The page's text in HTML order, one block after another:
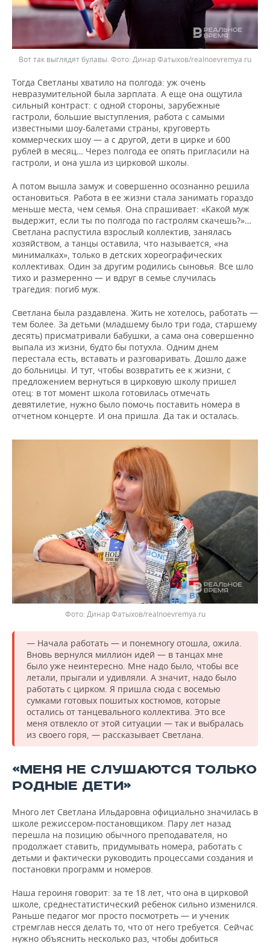
Вот так выглядят булавы. Фото: Динар Фатыхов/realnoevremya.ru
Тогда Светланы хватило на полгода: уж очень
невразумительной была зарплата. А еще она ощутила
сильный контраст: с одной стороны, зарубежные
гастроли, большие выступления, работа с самыми
известными шоу-балетами страны, круговерть
коммерческих шоу — а с другой, дети в цирке и 600
рублей в месяц… Через полгода ее опять пригласили на
гастроли, и она ушла из цирковой школы.
А потом вышла замуж и совершенно осознанно решила
остановиться. Работа в ее жизни стала занимать гораздо
меньше места, чем семья. Она спрашивает: «Какой муж
выдержит, если ты по полгода по гастролям скачешь?»…
Светлана распустила взрослый коллектив, занялась
хозяйством, а танцы оставила, что называется, «на
минималках», только в детских хореографических
коллективах. Один за другим родились сыновья. Все шло
тихо и размеренно — и вдруг в семье случилась
трагедия: погиб муж.
Светлана была раздавлена. Жить не хотелось, работать —
тем более. За детьми (младшему было три года, старшему
десять) присматривали бабушки, а сама она совершенно
выпала из жизни, будто бы потухла. Одним днем
перестала есть, вставать и разговаривать. Дошло даже
до больницы. И тут, чтобы возвратить ее к жизни, с
предложением вернуться в цирковую школу пришел
отец: в тот момент школа готовилась отмечать
девятилетие, нужно было помочь поставить номера в
отчетном концерте. И она пришла. Да так и осталась.
Фото: Динар Фатыхов/realnoevremya.ru
— Начала работать — и понемногу отошла, ожила.
Вновь вернулся миллион идей — в танцах мне
было уже неинтересно. Мне надо было, чтобы все
летали, прыгали и удивляли. А значит, надо было
работать с цирком. Я пришла сюда с восемью
сумками готовых пошитых костюмов, которые
остались от танцевального коллектива. Это все
меня отвлекло от этой ситуации — так и выбралась
из своего горя, — рассказывает Светлана.
«МЕНЯ НЕ СЛУШАЮТСЯ ТОЛЬКО
РОДНЫЕ ДЕТИ»
Много лет Светлана Ильдаровна официально значилась в
школе режиссером-постановщиком. Пару лет назад
перешла на позицию обычного преподавателя, но
продолжает ставить, придумывать номера, работать с
детьми и фактически руководить процессами создания и
постановки программ и номеров.
Наша героиня говорит: за те 18 лет, что она в цирковой
школе, среднестатистический ребенок сильно изменился.
Раньше педагог мог просто посмотреть — и ученик
стремглав несся делать то, что от него требуется. Сейчас
нужно объяснить несколько раз, чтобы добиться